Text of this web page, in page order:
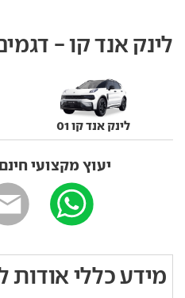
לינק אנד קו -
לינק אנד קו 01
יעוץ מקצועי
מידע כללי אודות